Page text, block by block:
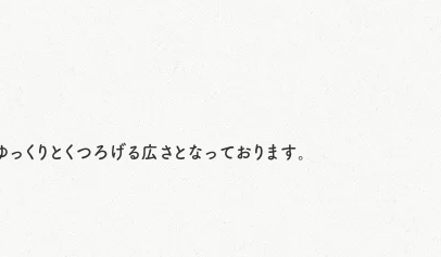
りとくつろげる広さとなっております。